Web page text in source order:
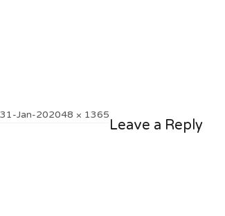
Posted
31-Jan-20Full
2048 × 1365
Leave a Reply